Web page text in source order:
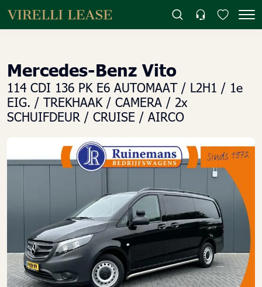
Mercedes-Benz Vito
114 CDI 136 PK E6 AUTOMAAT / L2H1 / 1e
EIG. / TREKHAAK / CAMERA / 2x
SCHUIFDEUR / CRUISE / AIRCO